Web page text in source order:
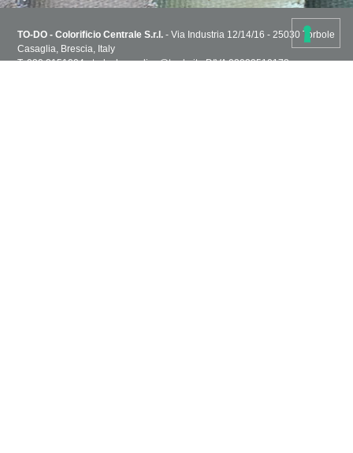
TO-DO - Colorificio Centrale S.r.l. - Via Industria 12/14/16 - 25030 Torbole
Casaglia, Brescia, Italy
T. 030 2151004 - todoshoponline@to-do.it - P.IVA 03032510178